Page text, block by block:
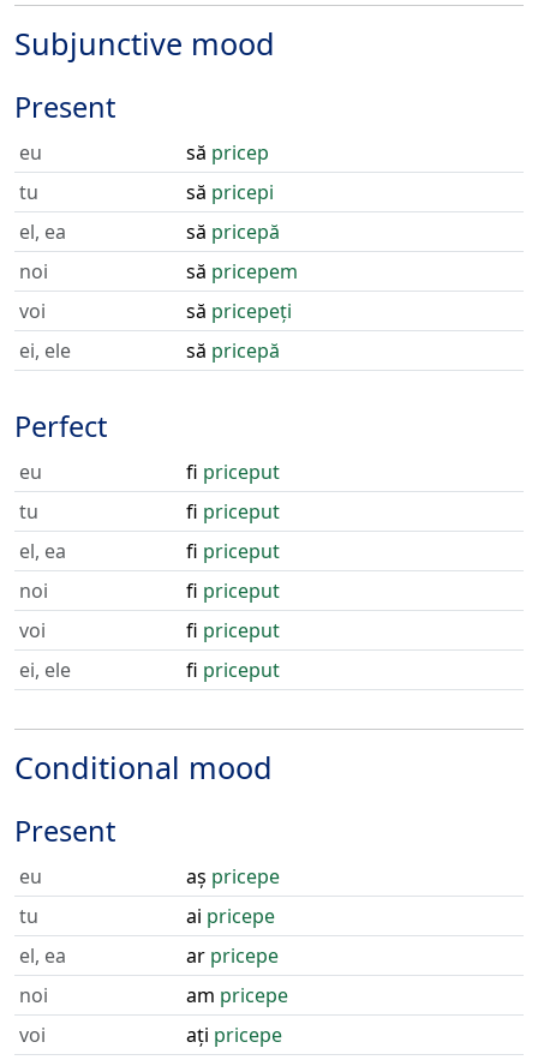
Subjunctive mood
Present
eu să pricep
tu
să pricepi
el, ea
să pricepă
noi
să pricepem
voi
să pricepeți
ei, ele
să pricepă
Perfect
eu fi priceput
tu
fi priceput
el, ea
fi priceput
noi
fi priceput
voi
fi priceput
ei, ele
fi priceput
Conditional mood
Present
eu aș pricepe
tu
ai pricepe
el, ea
ar pricepe
noi
am pricepe
voi
ați pricepe